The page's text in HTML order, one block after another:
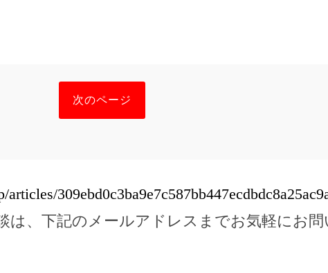
次のページ
は、下記のメールアドレスまでお気軽にお問